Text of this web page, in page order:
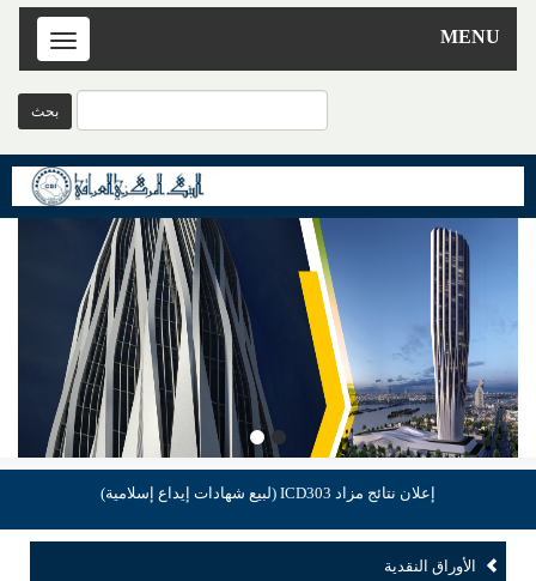
MENU
Toggle
إعلان نتائج مزاد ICD303 (لبيع شهادات إيداع إسلامية)
الأوراق النقدية